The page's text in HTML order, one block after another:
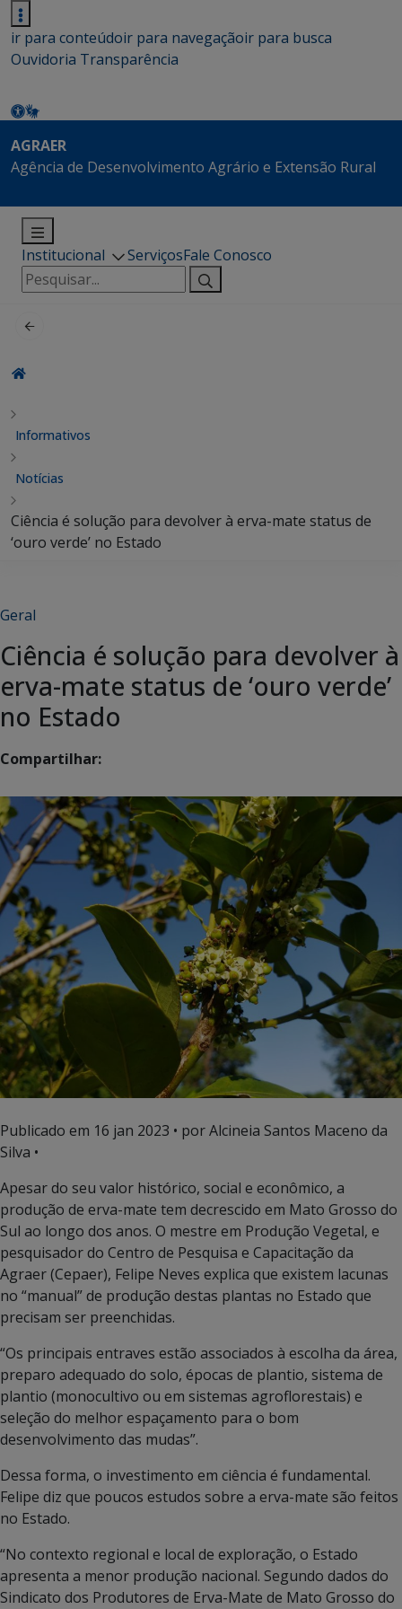
ir para conteúdoir para navegaçãoir para busca
Ouvidoria Transparência
AGRAER
Agência de Desenvolvimento Agrário e Extensão Rural
Institucional ServiçosFale Conosco
Pesquisar
por:
Informativos
Notícias
Ciência é solução para devolver à erva-mate status de
‘ouro verde’ no Estado
Geral
Ciência é solução para devolver à
erva-mate status de ‘ouro verde’
no Estado
Compartilhar:
Publicado em 16 jan 2023 • por Alcineia Santos Maceno da
Silva •
Apesar do seu valor histórico, social e econômico, a
produção de erva-mate tem decrescido em Mato Grosso do
Sul ao longo dos anos. O mestre em Produção Vegetal, e
pesquisador do Centro de Pesquisa e Capacitação da
Agraer (Cepaer), Felipe Neves explica que existem lacunas
no “manual” de produção destas plantas no Estado que
precisam ser preenchidas.
“Os principais entraves estão associados à escolha da área,
preparo adequado do solo, épocas de plantio, sistema de
plantio (monocultivo ou em sistemas agroflorestais) e
seleção do melhor espaçamento para o bom
desenvolvimento das mudas”.
Dessa forma, o investimento em ciência é fundamental.
Felipe diz que poucos estudos sobre a erva-mate são feitos
no Estado.
“No contexto regional e local de exploração, o Estado
apresenta a menor produção nacional. Segundo dados do
Sindicato dos Produtores de Erva-Mate de Mato Grosso do